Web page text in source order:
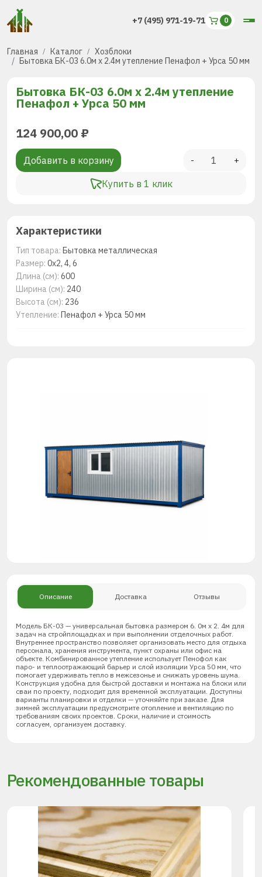
+7 (495) 971-19-71
Главная Каталог
Хозблоки
Бытовка БК-03 6.0м х 2.4м утепление Пенафол + Урса 50 мм
Бытовка БК-03 6.0м х 2.4м утепление
Пенафол + Урса 50 мм
124 900,00 ₽
Добавить в корзину
Купить в 1 клик
- +
Характеристики
Тип товара: Бытовка металлическая
Размер: 0x2, 4, 6
Длина (см): 600
Ширина (см): 240
Высота (см): 236
Утепление: Пенафол + Урса 50 мм
Описание Доставка Отзывы
Модель БК-03 — универсальная бытовка размером 6. 0м х 2. 4м для
задач на стройплощадках и при выполнении отделочных работ.
Внутреннее пространство позволяет организовать место для отдыха
персонала, хранения инструмента, пункт охраны или офис на
объекте. Комбинированное утепление использует Пенофол как
паро- и теплоотражающий барьер и слой изоляции Урса 50 мм, что
помогает удерживать тепло в межсезонье и снижать уровень шума.
Конструкция удобна для быстрой доставки и монтажа на блоки или
сваи по проекту, подходит для временной эксплуатации. Доступны
варианты планировки и отделки — уточняйте при заказе. Для
зимней эксплуатации предусмотрите отопление и вентиляцию по
требованиям своих проектов. Сроки, наличие и стоимость
согласуем, организуем доставку.
Рекомендованные товары